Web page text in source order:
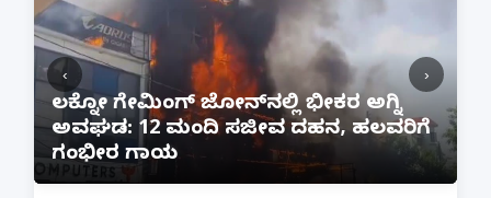
ಲಕ್ನೋ ಗೇಮಿಂಗ್ ಜೋನ್‌ನಲ್ಲಿ ಭೀಕರ ಅಗ್ನಿ
ಅವಘಡ: 12 ಮಂದಿ ಸಜೀವ ದಹನ, ಹಲವರಿಗೆ
ಗಂಭೀರ ಗಾಯ
‹ ›